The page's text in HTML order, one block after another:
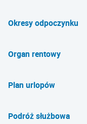
Okresy odpoczynku
Organ rentowy
Plan urlopów
Podróż służbowa